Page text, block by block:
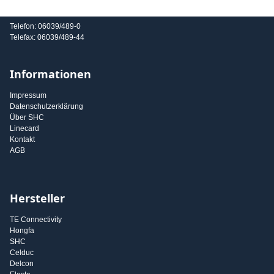
Telefon: 06039/489-0
Telefax: 06039/489-44
Informationen
Impressum
Datenschutzerklärung
Über SHC
Linecard
Kontakt
AGB
Hersteller
TE Connectivity
Hongfa
SHC
Celduc
Delcon